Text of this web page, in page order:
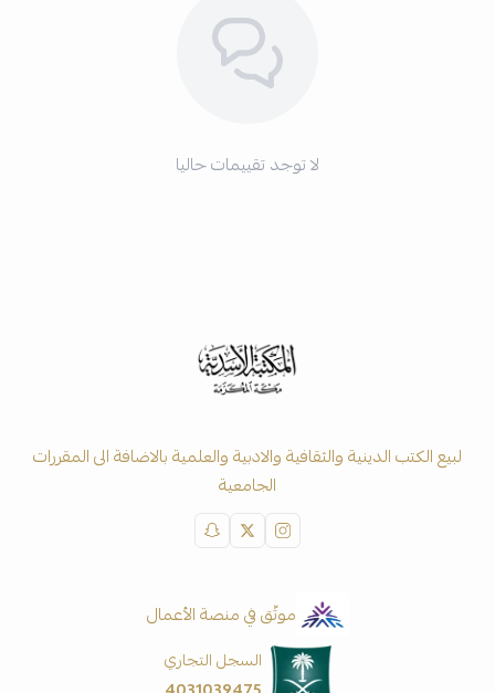
لا توجد تقييمات حاليا
لبيع الكتب الدينية والثقافية والادبية والعلمية بالاضافة الى المقررات
الجامعية
موثّق في منصة الأعمال
السجل التجاري